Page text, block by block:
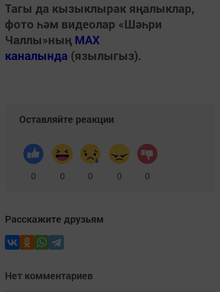
Тагы да кызыклырак яңалыклар,
фото һәм видеолар «Шәһри
Чаллы»ның MAX
каналында (язылыгыз).
Оставляйте реакции
0 0 0 0 0
Расскажите друзьям
Нет комментариев